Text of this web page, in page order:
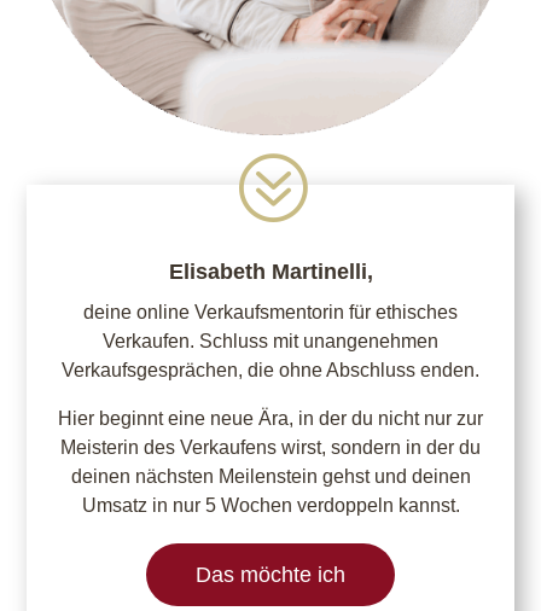
?
Elisabeth Martinelli,
deine online Verkaufsmentorin für ethisches
Verkaufen. Schluss mit unangenehmen
Verkaufsgesprächen, die ohne Abschluss enden.
Hier beginnt eine neue Ära, in der du nicht nur zur
Meisterin des Verkaufens wirst, sondern in der du
deinen nächsten Meilenstein gehst und deinen
Umsatz in nur 5 Wochen verdoppeln kannst.
Das möchte ich